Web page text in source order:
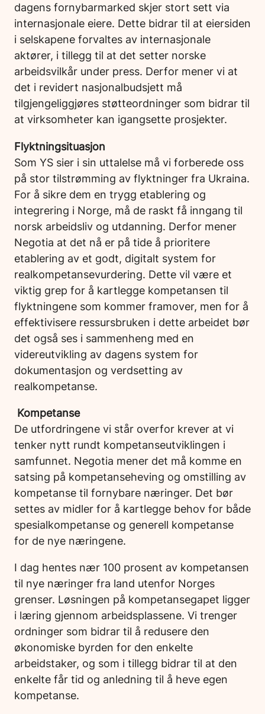
dagens fornybarmarked skjer stort sett via
internasjonale eiere. Dette bidrar til at eiersiden
i selskapene forvaltes av internasjonale
aktører, i tillegg til at det setter norske
arbeidsvilkår under press. Derfor mener vi at
det i revidert nasjonalbudsjett må
tilgjengeliggjøres støtteordninger som bidrar til
at virksomheter kan igangsette prosjekter.
Flyktningsituasjon
Som YS sier i sin uttalelse må vi forberede oss
på stor tilstrømming av flyktninger fra Ukraina.
For å sikre dem en trygg etablering og
integrering i Norge, må de raskt få inngang til
norsk arbeidsliv og utdanning. Derfor mener
Negotia at det nå er på tide å prioritere
etablering av et godt, digitalt system for
realkompetansevurdering. Dette vil være et
viktig grep for å kartlegge kompetansen til
flyktningene som kommer framover, men for å
effektivisere ressursbruken i dette arbeidet bør
det også ses i sammenheng med en
videreutvikling av dagens system for
dokumentasjon og verdsetting av
realkompetanse.
Kompetanse
De utfordringene vi står overfor krever at vi
tenker nytt rundt kompetanseutviklingen i
samfunnet. Negotia mener det må komme en
satsing på kompetanseheving og omstilling av
kompetanse til fornybare næringer. Det bør
settes av midler for å kartlegge behov for både
spesialkompetanse og generell kompetanse
for de nye næringene.
I dag hentes nær 100 prosent av kompetansen
til nye næringer fra land utenfor Norges
grenser. Løsningen på kompetansegapet ligger
i læring gjennom arbeidsplassene. Vi trenger
ordninger som bidrar til å redusere den
økonomiske byrden for den enkelte
arbeidstaker, og som i tillegg bidrar til at den
enkelte får tid og anledning til å heve egen
kompetanse.